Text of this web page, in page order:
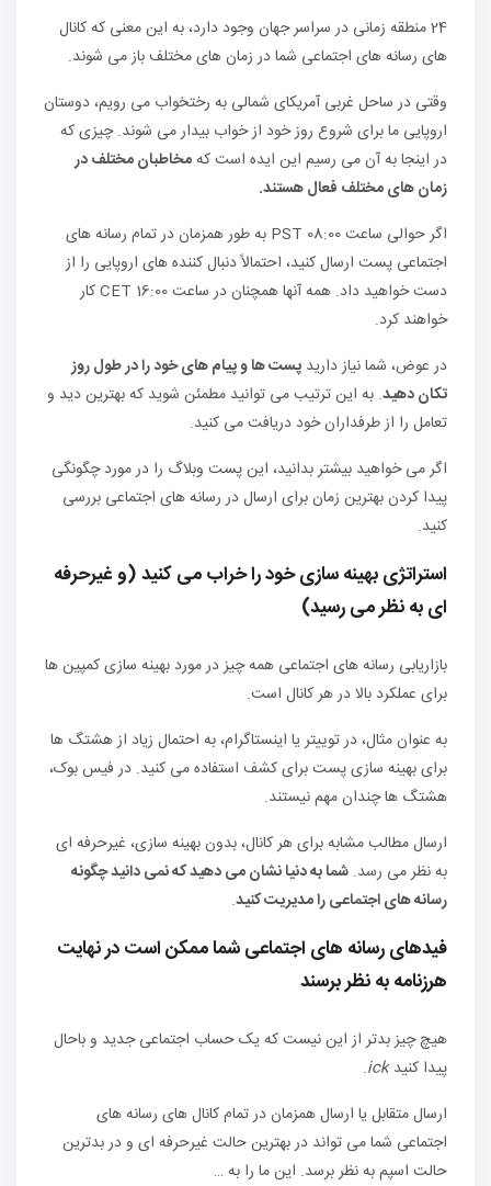
24 منطقه زمانی در سراسر جهان وجود دارد، به این معنی که کانال
های رسانه های اجتماعی شما در زمان های مختلف باز می شوند.
وقتی در ساحل غربی آمریکای شمالی به رختخواب می رویم، دوستان
اروپایی ما برای شروع روز خود از خواب بیدار می شوند. چیزی که
در اینجا به آن می رسیم این ایده است کهمخاطبان مختلف در
زمان های مختلف فعال هستند.
اگر حوالی ساعت 08:00 PST به طور همزمان در تمام رسانه های
اجتماعی پست ارسال کنید، احتمالاً دنبال کننده های اروپایی را از
دست خواهید داد. همه آنها همچنان در ساعت 16:00 CET کار
خواهند کرد.
در عوض، شما نیاز دارید پست ها و پیام های خود را در طول روز
تکان دهید. به این ترتیب می توانید مطمئن شوید که بهترین دید و
تعامل را از طرفداران خود دریافت می کنید.
اگر می خواهید بیشتر بدانید، این پست وبلاگ را در مورد چگونگی
پیدا کردن بهترین زمان برای ارسال در رسانه های اجتماعی بررسی
کنید.
استراتژی بهینه سازی خود را خراب می کنید (و غیرحرفه
ای به نظر می رسید)
بازاریابی رسانه های اجتماعی همه چیز در مورد بهینه سازی کمپین ها
برای عملکرد بالا در هر کانال است.
به عنوان مثال، در توییتر یا اینستاگرام، به احتمال زیاد از هشتگ ها
برای بهینه سازی پست برای کشف استفاده می کنید. در فیس بوک،
هشتگ ها چندان مهم نیستند.
ارسال مطالب مشابه برای هر کانال، بدون بهینه سازی، غیرحرفه ای
به نظر می رسد. شما به دنیا نشان می دهید که نمی دانید چگونه
رسانه های اجتماعی را مدیریت کنید.
فیدهای رسانه های اجتماعی شما ممکن است در نهایت
هرزنامه به نظر برسند
هیچ چیز بدتر از این نیست که یک حساب اجتماعی جدید و باحال
پیدا کنیدick
.
ارسال متقابل یا ارسال همزمان در تمام کانال های رسانه های
اجتماعی شما می تواند در بهترین حالت غیرحرفه ای و در بدترین
حالت اسپم به نظر برسد. این ما را به …